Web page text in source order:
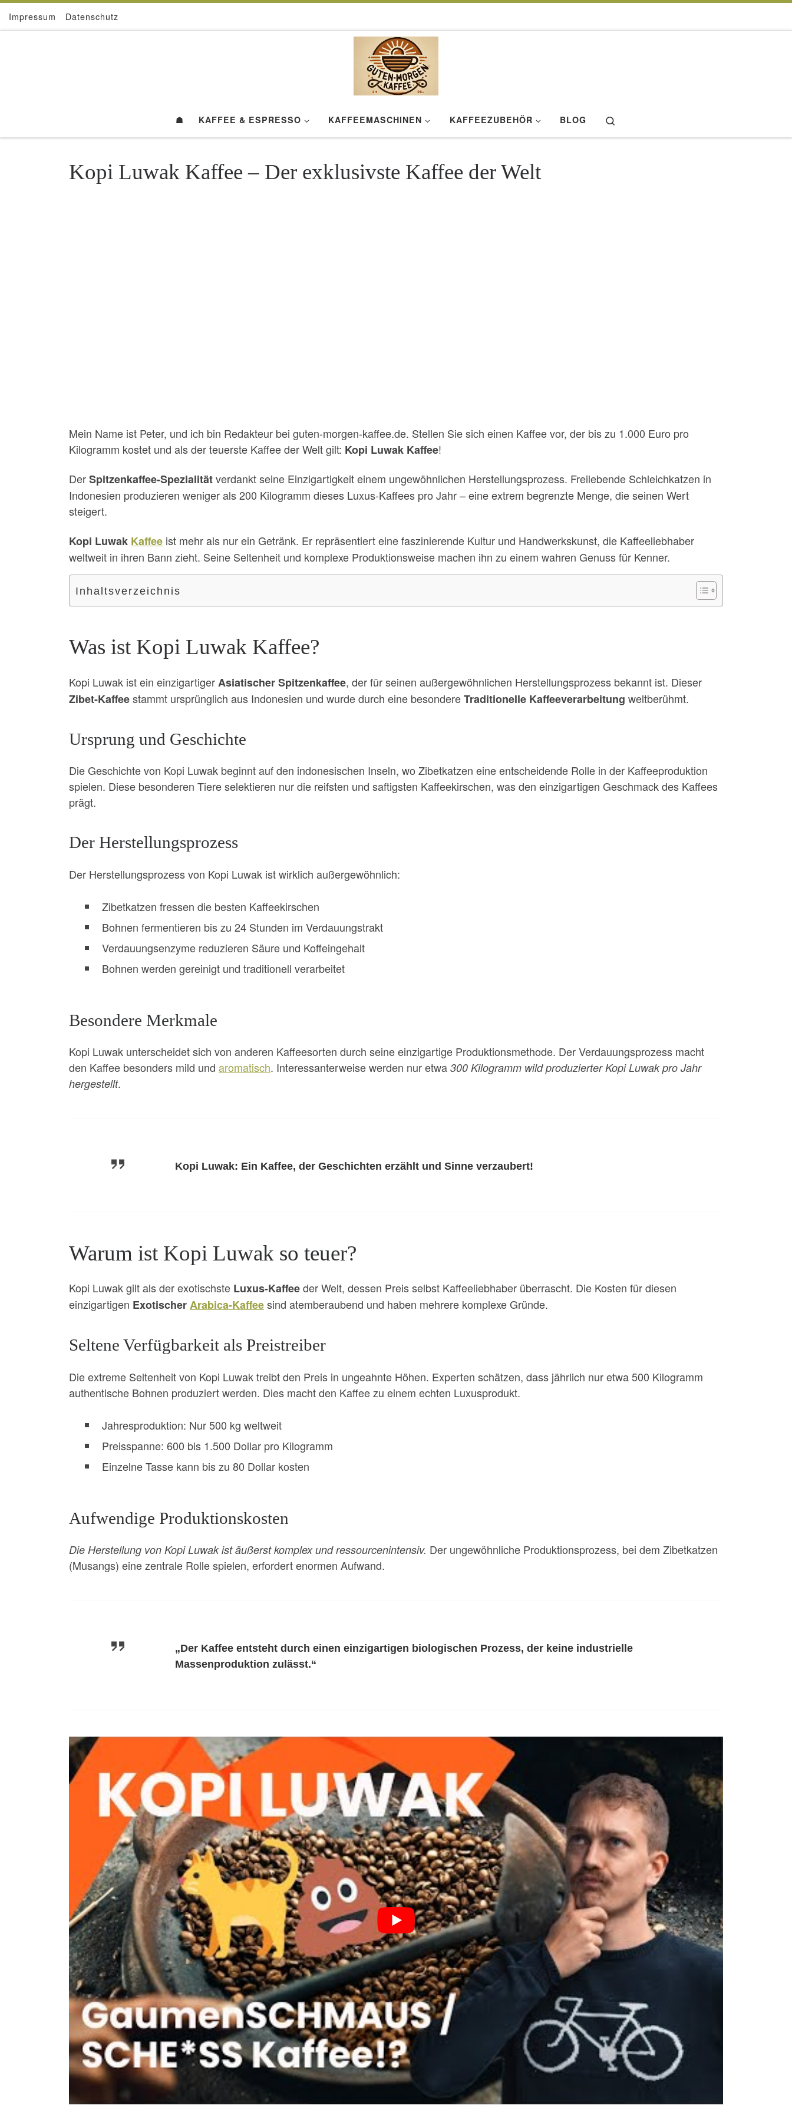
Zum Inhalt springen
Impressum Datenschutz
☗ KAFFEE & ESPRESSO KAFFEEMASCHINEN KAFFEEZUBEHÖR BLOG
Kopi Luwak Kaffee – Der exklusivste Kaffee der Welt
Mein Name ist Peter, und ich bin Redakteur bei guten-morgen-kaffee.de. Stellen Sie sich einen Kaffee vor, der bis zu 1.000 Euro pro
Kilogramm kostet und als der teuerste Kaffee der Welt gilt: Kopi Luwak Kaffee!
DerSpitzenkaffee-Spezialitätverdankt seine Einzigartigkeit einem ungewöhnlichen Herstellungsprozess. Freilebende Schleichkatzen in
Indonesien produzieren weniger als 200 Kilogramm dieses Luxus-Kaffees pro Jahr – eine extrem begrenzte Menge, die seinen Wert
steigert.
Kopi Luwak Kaffee ist mehr als nur ein Getränk. Er repräsentiert eine faszinierende Kultur und Handwerkskunst, die Kaffeeliebhaber
weltweit in ihren Bann zieht. Seine Seltenheit und komplexe Produktionsweise machen ihn zu einem wahren Genuss für Kenner.
Inhaltsverzeichnis
Was ist Kopi Luwak Kaffee?
Kopi Luwak ist ein einzigartigerAsiatischer Spitzenkaffee, der für seinen außergewöhnlichen Herstellungsprozess bekannt ist. Dieser
Zibet-Kaffeestammt ursprünglich aus Indonesien und wurde durch eine besondereTraditionelle Kaffeeverarbeitung weltberühmt.
Ursprung und Geschichte
Die Geschichte von Kopi Luwak beginnt auf den indonesischen Inseln, wo Zibetkatzen eine entscheidende Rolle in der Kaffeeproduktion
spielen. Diese besonderen Tiere selektieren nur die reifsten und saftigsten Kaffeekirschen, was den einzigartigen Geschmack des Kaffees
prägt.
Der Herstellungsprozess
Der Herstellungsprozess von Kopi Luwak ist wirklich außergewöhnlich:
Zibetkatzen fressen die besten Kaffeekirschen
Bohnen fermentieren bis zu 24 Stunden im Verdauungstrakt
Verdauungsenzyme reduzieren Säure und Koffeingehalt
Bohnen werden gereinigt und traditionell verarbeitet
Besondere Merkmale
Kopi Luwak unterscheidet sich von anderen Kaffeesorten durch seine einzigartige Produktionsmethode. Der Verdauungsprozess macht
den Kaffee besonders mild und aromatisch. Interessanterweise werden nur etwa 300 Kilogramm wild produzierter Kopi Luwak pro Jahr
hergestellt.
Kopi Luwak: Ein Kaffee, der Geschichten erzählt und Sinne verzaubert!
Warum ist Kopi Luwak so teuer?
Kopi Luwak gilt als der exotischste Luxus-Kaffeeder Welt, dessen Preis selbst Kaffeeliebhaber überrascht. Die Kosten für diesen
einzigartigen ExotischerArabica-Kaffeesind atemberaubend und haben mehrere komplexe Gründe.
Seltene Verfügbarkeit als Preistreiber
Die extreme Seltenheit von Kopi Luwak treibt den Preis in ungeahnte Höhen. Experten schätzen, dass jährlich nur etwa 500 Kilogramm
authentische Bohnen produziert werden. Dies macht den Kaffee zu einem echten Luxusprodukt.
Jahresproduktion: Nur 500 kg weltweit
Preisspanne: 600 bis 1.500 Dollar pro Kilogramm
Einzelne Tasse kann bis zu 80 Dollar kosten
Aufwendige Produktionskosten
Die Herstellung von Kopi Luwak ist äußerst komplex und ressourcenintensiv. Der ungewöhnliche Produktionsprozess, bei dem Zibetkatzen
(Musangs) eine zentrale Rolle spielen, erfordert enormen Aufwand.
„Der Kaffee entsteht durch einen einzigartigen biologischen Prozess, der keine industrielle
Massenproduktion zulässt.“